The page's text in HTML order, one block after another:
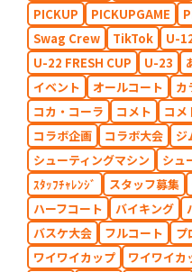
PICKUP
PICKUPGAME
Swag Crew
TikTok U-
U-22 FRESH CUP
U-23
イベント
オールコート カ
コカ・コーラ
コメト コメ
コラボ企画
コラボ大会 ジ
シューティングマシン
シュ
ｽﾀｯﾌﾁｬﾚﾝｼﾞ
スタッフ募集
ハーフコート
バイキング
バスケ大会
フルコート プ
ワイワイカップ
ワイワイ